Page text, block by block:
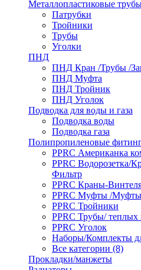
Металлопластиковые
Патрубки
Тройники
Трубы
Уголки
ПНД
ПНД Кран /Трубы /
ПНД Муфта
ПНД Тройник
ПНД Уголок
Подводка для воды и газа
Подводка воды
Подводка газа
Полипропиленовые
PPRC Американка
PPRC Водорозетка/
Фильтр
PPRC Краны-
PPRC Муфты /
PPRC Тройники
PPRC Трубы/ теплых
PPRC Уголок
Наборы/Комплекты
Все категории (8)
Прокладки/манжеты